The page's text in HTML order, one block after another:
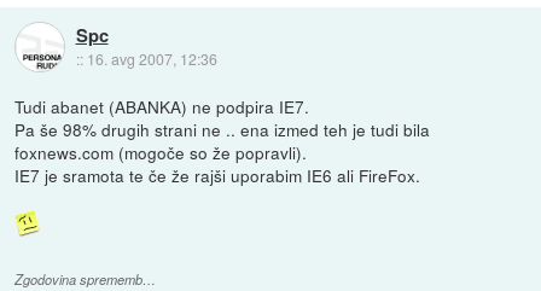
Spc
:: 16. avg 2007, 12:36
Tudi abanet (ABANKA) ne podpira IE7.
Pa še 98% drugih strani ne .. ena izmed teh je tudi bila
foxnews.com (mogoče so že popravli).
IE7 je sramota te če že rajši uporabim IE6 ali FireFox.
Zgodovina sprememb…